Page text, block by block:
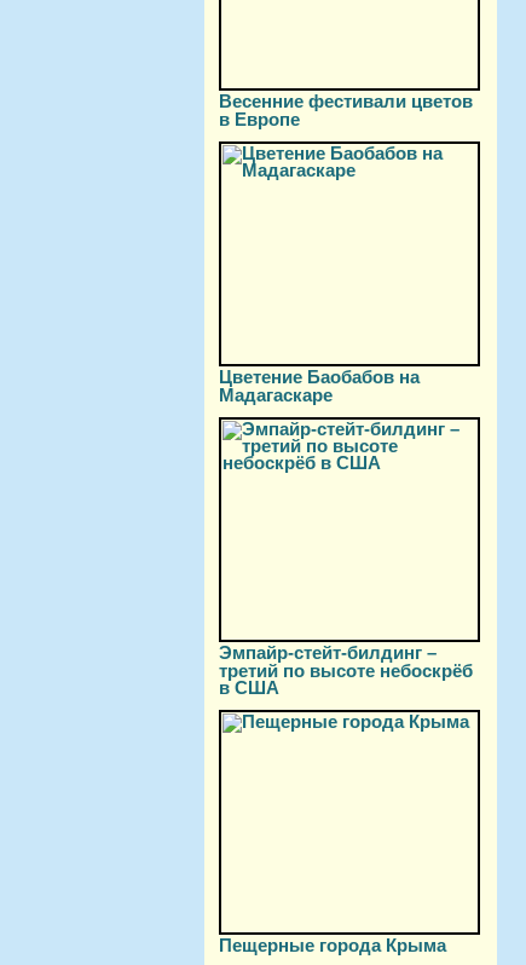
Весенние фестивали цветов
в Европе
Цветение Баобабов на
Мадагаскаре
Эмпайр-стейт-билдинг –
третий по высоте небоскрёб
в США
Пещерные города Крыма